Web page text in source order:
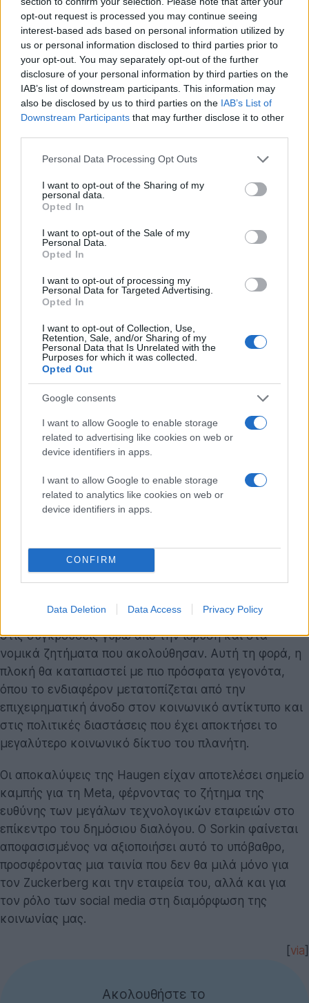
opt-out request is processed you may continue seeing
interest-based ads based on personal information utilized by
us or personal information disclosed to third parties prior to
your opt-out. You may separately opt-out of the further
disclosure of your personal information by third parties on the
IAB’s list of downstream participants. This information may
also be disclosed by us to third parties on the IAB’s List of
Downstream Participants that may further disclose it to other
Please note that this website/app uses one or more Google
not limited to your visit or usage behaviour. You may click to
grant or deny consent to Google and its third-party tags to
use your data for below specified purposes in below Google
consent section.
Personal Data Processing Opt Outs
I want to opt-out of the Sharing of my
personal data.
Opted In
I want to opt-out of the Sale of my
Personal Data.
Opted In
I want to opt-out of processing my
Personal Data for Targeted Advertising.
Opted In
I want to opt-out of Collection, Use,
Retention, Sale, and/or Sharing of my
Personal Data that Is Unrelated with the
Purposes for which it was collected.
Opted Out
Google consents
I want to allow Google to enable storage
related to advertising like cookies on web or
device identifiers in apps.
I want to allow Google to enable storage
related to analytics like cookies on web or
device identifiers in apps.
CONFIRM
Data Deletion Data Access Privacy Policy
Eisenberg που είχε ενσαρκώσει τον ιδρυτή του
Facebook στην πρώτη ταινία. Η επιλογή του Strong
δείχνει μια σαφή κατεύθυνση για ένα πιο ώριμο
πορτρέτο του Zuckerberg, εναρμονισμένο με τις
πολιτικές και νομικές θύελλες που αντιμετώπισε η
εταιρεία τα τελευταία χρόνια.
Σημαντικό ρόλο στην ταινία έχει ηMikey Madison, η
οποία θα υποδυθεί τηFrances Haugen
, την πρώην
στοιχεία τα οποία κατηγορούσαν τη
ότι γνώριζε
πως η πλατφόρμα της προκαλούσε σοβαρά κοινωνικά
προβλήματα, αλλά δεν προχώρησε σε ουσιαστικές
αλλαγές. Στο πλευρό της, ο
Jeremy Allen White
της Wall Street Journal,Jeff Horowitz
, που ανέδειξε
τις αποκαλύψεις της Haugen στο ευρύ κοινό.
Η παρουσία τουBill Burrπροσθέτει ακόμη ένα
ενδιαφέρον στοιχείο στο καστ. Μέχρι στιγμής δεν
είναι ξεκάθαρο ποιος θα είναι ο ρόλος του, ωστόσο
πληροφορίες από το The Hollywood Reporter
αναφέρουν ότι θα υποδυθεί έναν φανταστικό
χαρακτήρα, ο οποίος θα αποτελεί σύνθεση πολλών
πραγματικών προσώπων. Ένα τέτοιο αφήγημα
επιτρέπει στον Sorkin να συνδυάσει διαφορετικές
οπτικές και γεγονότα, δίνοντας μεγαλύτερη
δραματουργική ένταση χωρίς να απομακρύνεται
εντελώς από την πραγματικότητα.
Το The Social Reckoning φιλοδοξεί να συνεχίσει την
παράδοση της πρώτης ταινίας, η οποία είχε λάβει
κριτική αναγνώριση και είχε προταθεί για οκτώ
εκείνη επικεντρωνόταν στις απαρχές του Facebook,
στις συγκρούσεις γύρω από την ίδρυση και στα
νομικά ζητήματα που ακολούθησαν. Αυτή τη φορά, η
πλοκή θα καταπιαστεί με πιο πρόσφατα γεγονότα,
όπου το ενδιαφέρον μετατοπίζεται από την
επιχειρηματική άνοδο στον κοινωνικό αντίκτυπο και
στις πολιτικές διαστάσεις που έχει αποκτήσει το
μεγαλύτερο κοινωνικό δίκτυο του πλανήτη.
Οι αποκαλύψεις της Haugen είχαν αποτελέσει σημείο
καμπής για τη Meta, φέρνοντας το ζήτημα της
ευθύνης των μεγάλων τεχνολογικών εταιρειών στο
επίκεντρο του δημόσιου διαλόγου. Ο Sorkin φαίνεται
αποφασισμένος να αξιοποιήσει αυτό το υπόβαθρο,
προσφέροντας μια ταινία που δεν θα μιλά μόνο για
τον Zuckerberg και την εταιρεία του, αλλά και για
τον ρόλο των social media στη διαμόρφωση της
κοινωνίας μας.
[via]
Ακολουθήστε το